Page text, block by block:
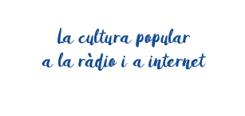
La cultura popular
a la ràdio i a internet